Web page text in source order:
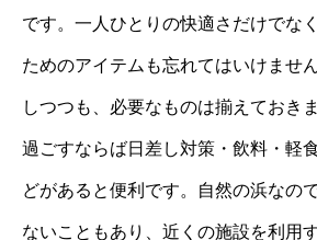
です。一人ひとりの快適さだけでな
ためのアイテムも忘れてはいけませ
しつつも、必要なものは揃えておき
過ごすならば日差し対策・飲料・軽
どがあると便利です。自然の浜なの
ないこともあり、近くの施設を利用